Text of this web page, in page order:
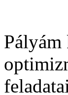
Pályám